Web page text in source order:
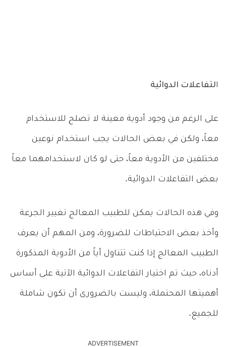
التفاعلات الدوائية
على الرغم من وجود أدوية معينة لا تصلح للاستخدام
معاً، ولكن في بعض الحالات يجب استخدام نوعين
مختلفين من الأدوية معاً، حتى لو كان لاستخدامهما معاً
بعض التفاعلات الدوائية.
وفي هذه الحالات يمكن للطبيب المعالج تغيير الجرعة
وأخذ بعض الاحتياطات للضرورة، ومن المهم أن يعرف
الطبيب المعالج إذا كنت تتناول أياً من الأدوية المذكورة
أدناه، حيث تم اختيار التفاعلات الدوائية الآتية على أساس
أهميتها المحتملة، وليست بالضرورى أن تكون شاملة
للجميع.
ADVERTISEMENT